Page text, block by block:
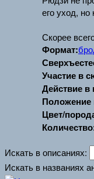
его уход,
Скорее
Формат:
Участие в
Действие в
Положение
Цвет/
Искать в описаниях:
Искать в названиях